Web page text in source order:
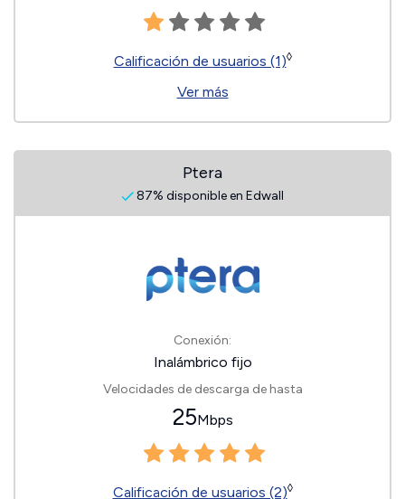
Calificación de usuarios (1)◊
Ver más
Ptera
87% disponible en Edwall
Conexión:
Inalámbrico fijo
Velocidades de descarga de hasta
25Mbps
Calificación de usuarios (2)◊